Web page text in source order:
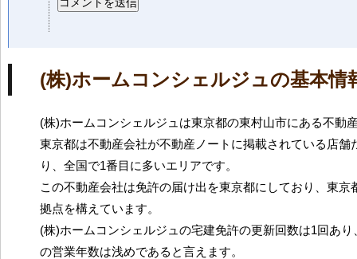
(株)ホームコンシェルジュの基本情
(株)ホームコンシェルジュは東京都の東村山市にある不動
東京都は不動産会社が不動産ノートに掲載されている店舗
り、全国で1番目に多いエリアです。
この不動産会社は免許の届け出を東京都にしており、東京
拠点を構えています。
(株)ホームコンシェルジュの宅建免許の更新回数は1回あ
の営業年数は浅めであると言えます。